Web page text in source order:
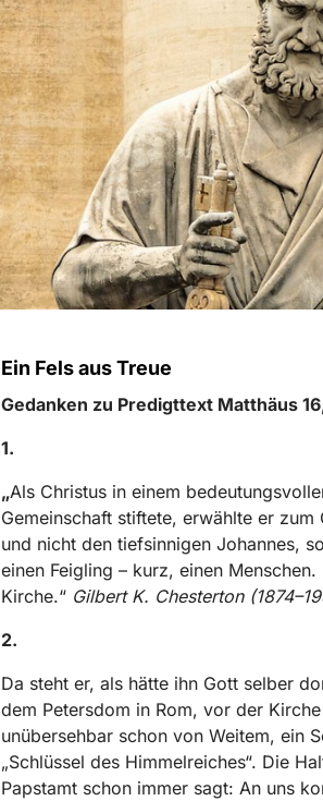
Ein Fels aus Treue
Gedanken zu Predigttext Matthäus
1.
„Als Christus in einem
Gemeinschaft stiftete, erwählte er
und nicht den tiefsinnigen Johannes,
einen Feigling – kurz, einen
Kirche.“ Gilbert K. Chesterton
2.
Da steht er, als hätte ihn Gott selber
dem Petersdom in Rom, vor der
unübersehbar schon von Weitem, ein
„Schlüssel des Himmelreiches“. Die
Papstamt schon immer sagt: An uns